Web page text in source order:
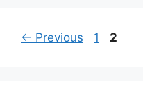
← Previous Page
1 Page
2